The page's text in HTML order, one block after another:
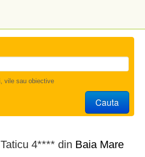
vile sau obiective
Cauta
4**** din Baia Mare